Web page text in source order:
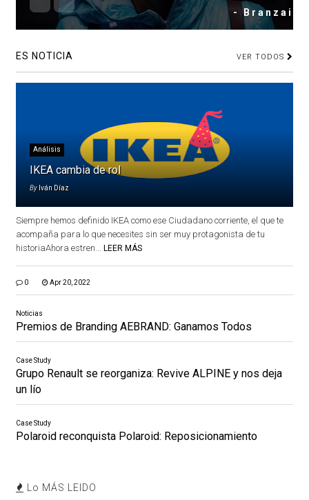
- Branzai
ES NOTICIA VER TODOS
Análisis
IKEA cambia de rol
By Iván Díaz
Siempre hemos definido IKEA como ese Ciudadano corriente, el que te
acompaña para lo que necesites sin ser muy protagonista de tu
historiaAhora estren... LEER MÁS
0 Apr 20, 2022
Noticias
Premios de Branding AEBRAND: Ganamos Todos
Case Study
Grupo Renault se reorganiza: Revive ALPINE y nos deja
un lío
Case Study
Polaroid reconquista Polaroid: Reposicionamiento
Lo MÁS LEIDO